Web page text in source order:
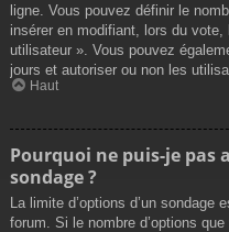
ligne. Vous pouvez définir le
insérer en modifiant, lors du
utilisateur ». Vous pouvez
jours et autoriser ou non les
Haut
Pourquoi ne puis-je pas
sondage ?
La limite d’options d’un sondage
forum. Si le nombre d’options